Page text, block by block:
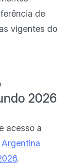
de
vigentes do
2026
acesso a
.